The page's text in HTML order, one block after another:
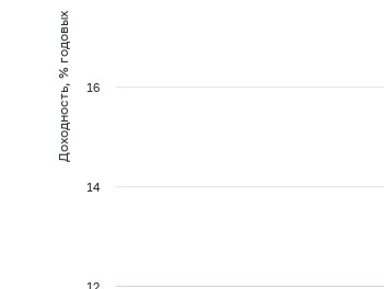
Доходность, % годовых
14
16